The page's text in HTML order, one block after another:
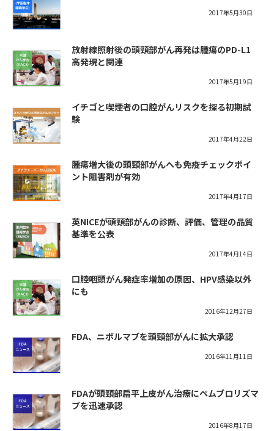
2017年5月30日
放射線照射後の頭頸部がん再発は腫瘍のPD-L1
高発現と関連
2017年5月19日
イチゴと喫煙者の口腔がんリスクを探る初期試
験
2017年4月22日
腫瘍増大後の頭頸部がんへも免疫チェックポイ
ント阻害剤が有効
2017年4月17日
英NICEが頭頸部がんの診断、評価、管理の品質
基準を公表
2017年4月14日
口腔咽頭がん発症率増加の原因、HPV感染以外
にも
2016年12月27日
FDA、ニボルマブを頭頸部がんに拡大承認
2016年11月11日
FDAが頭頸部扁平上皮がん治療にペムブロリズマ
ブを迅速承認
2016年8月17日